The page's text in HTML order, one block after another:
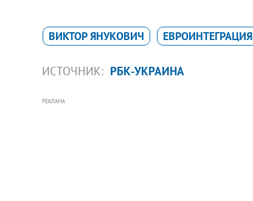
ВИКТОР ЯНУКОВИЧ ЕВРОИНТЕГРАЦИЯ
ИСТОЧНИК: РБК-УКРАИНА
РЕКЛАМА